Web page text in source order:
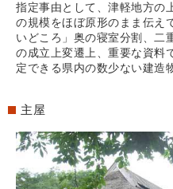
指定事由として、津軽地方の
の規模をほぼ原形のまま伝え
いどころ」奥の寝室分割、二
の成立上変遷上、重要な資料
定できる県内の数少ない建造
主屋